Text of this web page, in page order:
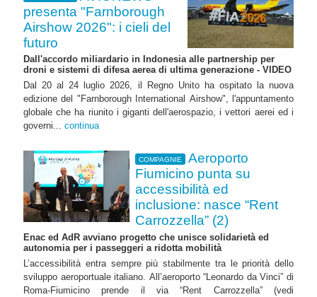
presenta "Farnborough
Airshow 2026": i cieli del
futuro
Dall'accordo miliardario in Indonesia alle partnership per
droni e sistemi di difesa aerea di ultima generazione - VIDEO
Dal 20 al 24 luglio 2026, il Regno Unito ha ospitato la nuova
edizione del "Farnborough International Airshow", l'appuntamento
globale che ha riunito i giganti dell'aerospazio, i vettori aerei ed i
governi... continua
COMPAGNIE
Aeroporto
Fiumicino punta su
accessibilità ed
inclusione: nasce “Rent
Carrozzella” (2)
Enac ed AdR avviano progetto che unisce solidarietà ed
autonomia per i passeggeri a ridotta mobilità
L’accessibilità entra sempre più stabilmente tra le priorità dello
sviluppo aeroportuale italiano. All’aeroporto “Leonardo da Vinci” di
Roma-Fiumicino prende il via “Rent Carrozzella” (vedi